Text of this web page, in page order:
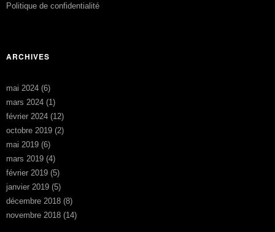
Politique de confidentialité
ARCHIVES
mai 2024 (6)
mars 2024 (1)
février 2024 (12)
octobre 2019 (2)
mai 2019 (6)
mars 2019 (4)
février 2019 (5)
janvier 2019 (5)
décembre 2018 (8)
novembre 2018 (14)